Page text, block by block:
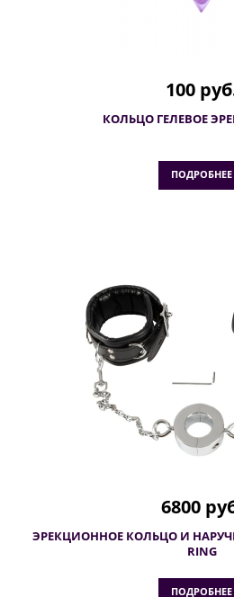
100
КОЛЬЦО ГЕЛЕВОЕ
ПОДРОБНЕЕ
6800
ЭРЕКЦИОННОЕ КОЛЬЦО И
RING
ПОДРОБНЕЕ